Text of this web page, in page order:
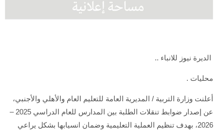
الديرة نيوز للانباء ..
محليات .
أعلنت وزارة التربية / المديرية العامة للتعليم العام والأهلي والأجنبي،
عن إصدار ضوابط تنقلات الطلبة بين المدارس للعام الدراسي 2025 –
2026، بهدف تنظيم العملية التعليمية وضمان انسيابها بشكل يراعي